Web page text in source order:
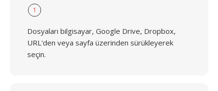
1
Dosyaları bilgisayar, Google Drive, Dropbox,
URL'den veya sayfa üzerinden sürükleyerek
seçin.